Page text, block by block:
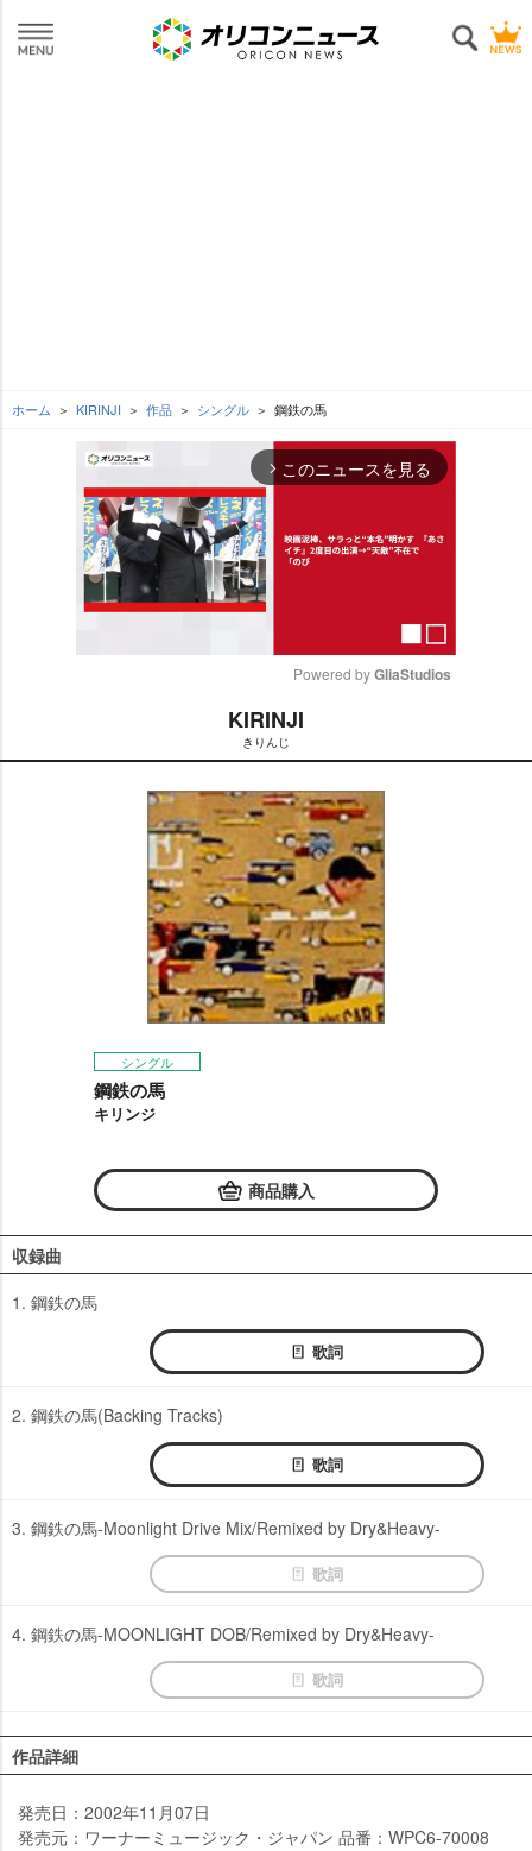
ホーム KIRINJI 作品 シングル 鋼鉄の馬
arrow_forward_ios このニュースを見る
t
e
Powered by GliaStudios
KIRINJI
きりんじ
シングル
鋼鉄の馬
キリンジ
商品購入
収録曲
1. 鋼鉄の馬
歌詞
2. 鋼鉄の馬(Backing Tracks)
歌詞
3. 鋼鉄の馬-Moonlight Drive Mix/Remixed by Dry&Heavy-
歌詞
4. 鋼鉄の馬-MOONLIGHT DOB/Remixed by Dry&Heavy-
歌詞
作品詳細
発売日：2002年11月07日
発売元：ワーナーミュージック・ジャパン 品番：WPC6-70008